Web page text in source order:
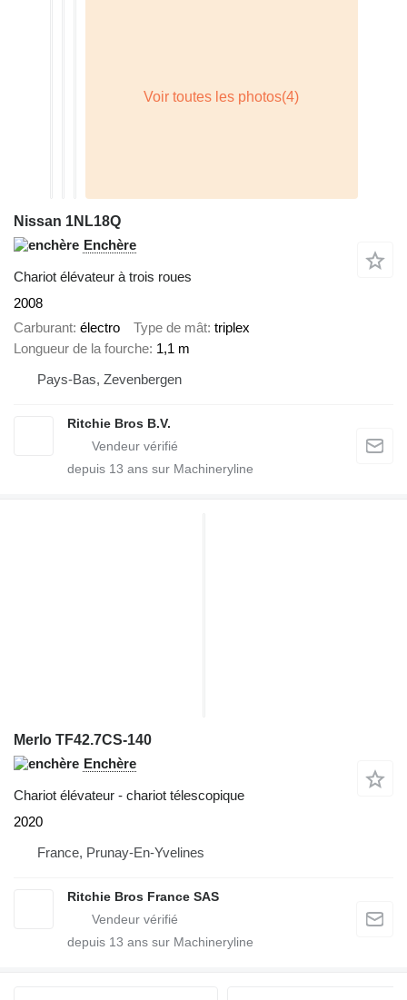
Nissan 1NL18Q
Enchère
Chariot élévateur à trois roues
2008
Carburant électro Type de mât triplex
Longueur de la fourche 1,1 m
Pays-Bas, Zevenbergen
Ritchie Bros B.V.
depuis 13 ans sur Machineryline
Merlo TF42.7CS-140
Enchère
Chariot élévateur - chariot télescopique
2020
France, Prunay-En-Yvelines
Ritchie Bros France SAS
depuis 13 ans sur Machineryline